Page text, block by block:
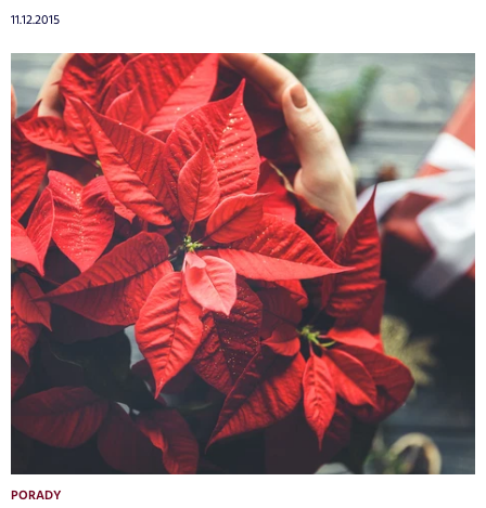
11.12.2015
PORADY